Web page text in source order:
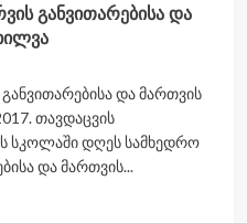
განვითარებისა და
და მართვის
თავდაცვის
სკოლაში დღეს სამხედრო
და მართვის...